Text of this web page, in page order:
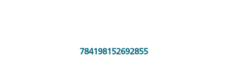
784198152692855